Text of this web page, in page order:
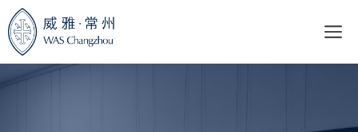
至
内
容
菜